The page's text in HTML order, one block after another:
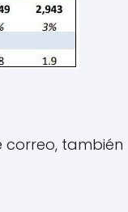
correo, también